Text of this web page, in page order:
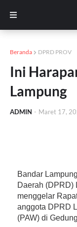
Beranda DPRD PROV
Ini
Lampung
ADMIN - Maret 17,
Bandar
Daerah (DPRD)
menggelar
anggota DPRD
(PAW) di